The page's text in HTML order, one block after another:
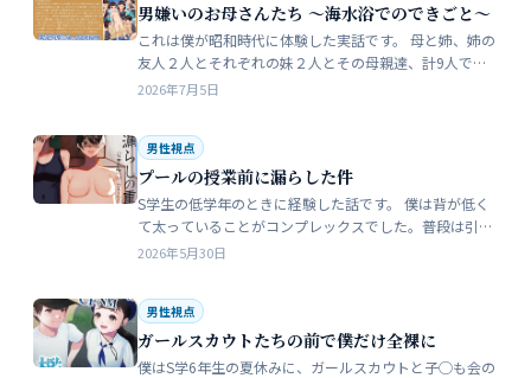
男嫌いのお母さんたち 〜海水浴でのできごと〜
これは僕が昭和時代に体験した実話です。 母と姉、姉の
友人２人とそれぞれの妹２人とその母親達、計9人で海
水浴に行きました。当時、僕はS学５年生で姉の美香はC
2026年7月5日
男性視点
プールの授業前に漏らした件
S学生の低学年のときに経験した話です。 僕は背が低く
て太っていることがコンプレックスでした。普段は引っ
込み思案で大人しい性格をしています。 ただ何でもよく
2026年5月30日
男性視点
ガールスカウトたちの前で僕だけ全裸に
僕はS学6年生の夏休みに、ガールスカウトと子◯も会の